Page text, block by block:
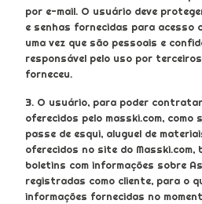
por e-mail. O usuário deve
e senhas fornecidas para acesso
uma vez que são pessoais e
responsável pelo uso por
forneceu.
3. O usuário, para poder
oferecidos pelo masski.com,
passe de esqui, aluguel de
oferecidos no site do Masski.com,
boletins com informações sobre
registradas como cliente, para o
informações fornecidas no